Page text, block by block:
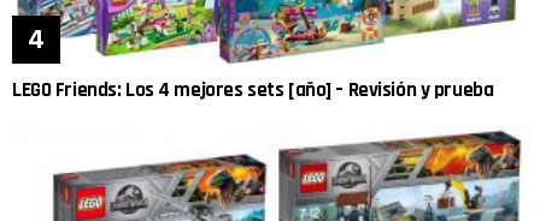
LEGO Friends: Los 4 mejores sets [año] – Revisión y prueba